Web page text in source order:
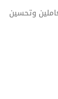
وتحسين